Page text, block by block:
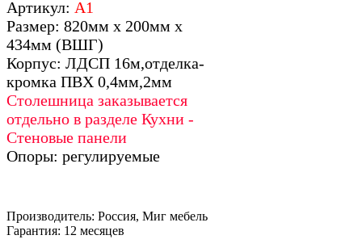
Артикул: А1
Размер: 820мм х 200мм х
434мм (ВШГ)
Корпус: ЛДСП 16м,отделка-
кромка ПВХ 0,4мм,2мм
Столешница заказывается
отдельно в разделе Кухни -
Стеновые панели
Опоры: регулируемые
Производитель: Россия, Миг мебель
Гарантия: 12 месяцев